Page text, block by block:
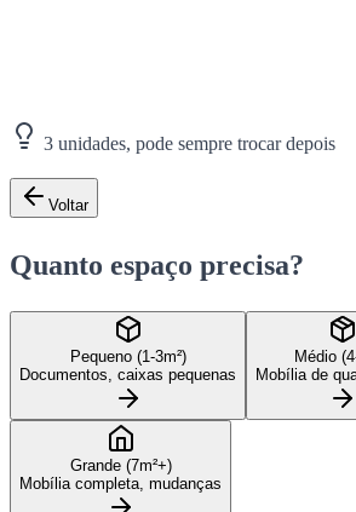
3 unidades, pode sempre trocar depois
Voltar
Quanto espaço precisa?
Pequeno (1-3m²)
Documentos, caixas pequenas
Médio
Mobília de
Grande (7m²+)
Mobília completa, mudanças